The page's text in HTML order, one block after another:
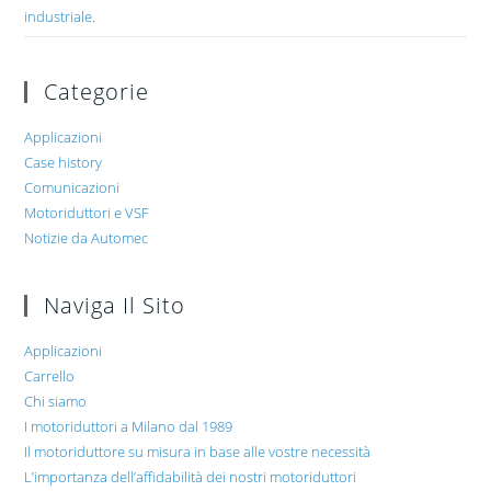
industriale.
Categorie
Applicazioni
Case history
Comunicazioni
Motoriduttori e VSF
Notizie da Automec
Naviga Il Sito
Applicazioni
Carrello
Chi siamo
I motoriduttori a Milano dal 1989
Il motoriduttore su misura in base alle vostre necessità
L’importanza dell’affidabilità dei nostri motoriduttori